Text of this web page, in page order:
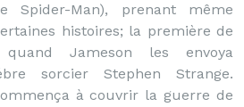
Spider-Man), prenant même
histoires; la première de
Jameson les envoya
sorcier Stephen Strange.
à couvrir la guerre de